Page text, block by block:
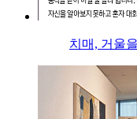
치매, 거울